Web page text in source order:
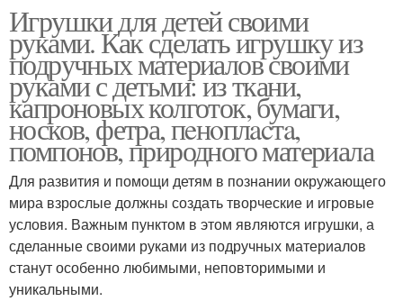
Игрушки для детей своими
руками. Как сделать игрушку из
подручных материалов своими
руками с детьми: из ткани,
капроновых колготок, бумаги,
носков, фетра, пeнoплacтa,
помпонов, природного материала
Для развития и помощи детям в познании окружающего
мира взрослые должны создать творческие и игровые
условия. Важным пунктом в этом являются игрушки, а
сделанные своими руками из подручных материалов
станут особенно любимыми, неповторимыми и
уникальными.